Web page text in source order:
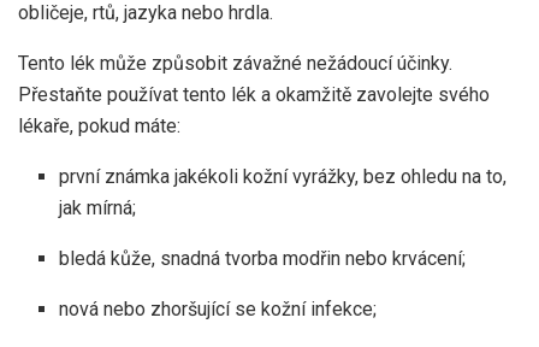
obličeje, rtů, jazyka nebo hrdla.
Tento lék může způsobit závažné nežádoucí účinky.
Přestaňte používat tento lék a okamžitě zavolejte svého
lékaře, pokud máte:
první známka jakékoli kožní vyrážky, bez ohledu na to,
jak mírná;
bledá kůže, snadná tvorba modřin nebo krvácení;
nová nebo zhoršující se kožní infekce;